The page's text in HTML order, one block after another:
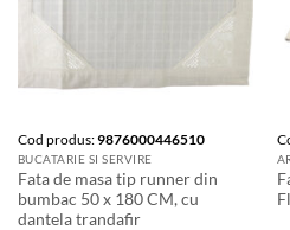
Cod produs:9876000446510
BUCATARIE SI SERVIRE
Fata de masa tip runner din
bumbac 50 x 180 CM, cu
dantela trandafir